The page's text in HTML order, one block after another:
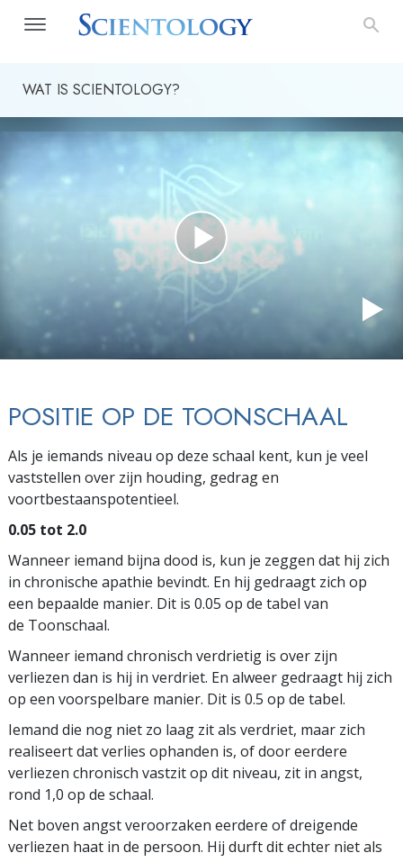
WAT IS SCIENTOLOGY?
POSITIE OP DE TOONSCHAAL
Als je iemands niveau op deze schaal kent, kun je veel
vaststellen over zijn houding, gedrag en
voortbestaanspotentieel.
0.05 tot 2.0
Wanneer iemand bijna dood is, kun je zeggen dat hij zich
in chronische apathie bevindt. En hij gedraagt zich op
een bepaalde manier. Dit is 0.05 op de tabel van
de Toonschaal.
Wanneer iemand chronisch verdrietig is over zijn
verliezen dan is hij in verdriet. En alweer gedraagt hij zich
op een voorspelbare manier. Dit is 0.5 op de tabel.
Iemand die nog niet zo laag zit als verdriet, maar zich
realiseert dat verlies ophanden is, of door eerdere
verliezen chronisch vastzit op dit niveau, zit in angst,
rond 1,0 op de schaal.
Net boven angst veroorzaken eerdere of dreigende
verliezen haat in de persoon. Hij durft dit echter niet als